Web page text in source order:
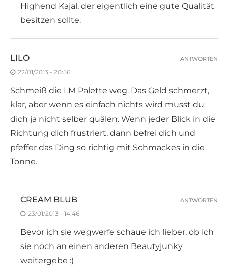
Highend Kajal, der eigentlich eine gute Qualität
besitzen sollte.
LILO
22/01/2013 - 20:56
Schmeiß die LM Palette weg. Das Geld schmerzt,
klar, aber wenn es einfach nichts wird musst du
dich ja nicht selber quälen. Wenn jeder Blick in die
Richtung dich frustriert, dann befrei dich und
pfeffer das Ding so richtig mit Schmackes in die
Tonne.
ANTWORTEN
CREAM BLUB
23/01/2013 - 14:46
Bevor ich sie wegwerfe schaue ich lieber, ob ich
sie noch an einen anderen Beautyjunky
weitergebe :)
ANTWORTEN